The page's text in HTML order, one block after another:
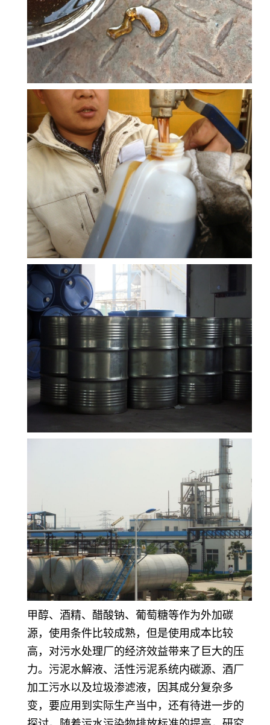
甲醇、酒精、醋酸钠、葡萄糖等作为外加碳
源，使用条件比较成熟，但是使用成本比较
高，对污水处理厂的经济效益带来了巨大的压
力。污泥水解液、活性污泥系统内碳源、酒厂
加工污水以及垃圾渗滤液，因其成分复杂多
变，要应用到实际生产当中，还有待进一步的